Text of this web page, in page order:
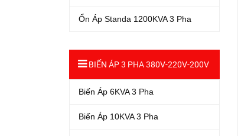
Ổn Áp Standa 1200KVA 3 Pha
BIẾN ÁP 3 PHA 380V-220V-200V
Biến Áp 6KVA 3 Pha
Biến Áp 10KVA 3 Pha